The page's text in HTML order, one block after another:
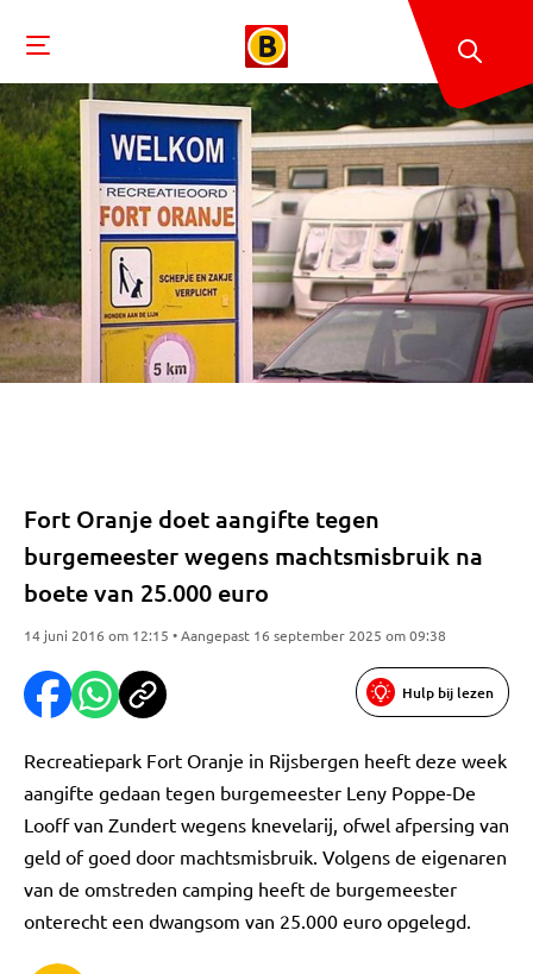
Fort Oranje doet aangifte tegen
burgemeester wegens machtsmisbruik na
boete van 25.000 euro
14 juni 2016 om 12:15 • Aangepast 16 september 2025 om 09:38
Hulp bij lezen
Recreatiepark Fort Oranje in Rijsbergen heeft deze week
aangifte gedaan tegen burgemeester Leny Poppe-De
Looff van Zundert wegens knevelarij, ofwel afpersing van
geld of goed door machtsmisbruik. Volgens de eigenaren
van de omstreden camping heeft de burgemeester
onterecht een dwangsom van 25.000 euro opgelegd.